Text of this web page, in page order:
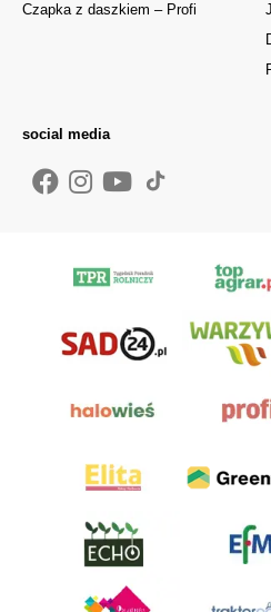
Czapka z daszkiem – Profi
social media